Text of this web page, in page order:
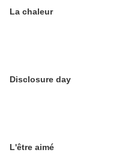
La chaleur
Disclosure day
L'être aimé